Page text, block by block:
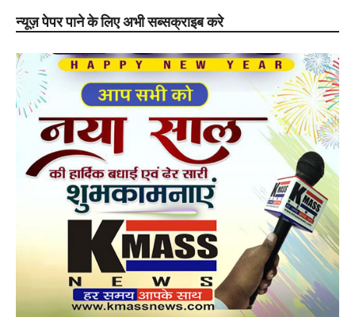
न्यूज़ पेपर पाने के लिए अभी सब्सक्राइब करे